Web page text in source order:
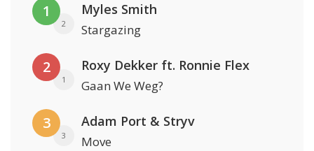
1
2
Myles Smith
Stargazing
2
1
Roxy Dekker ft. Ronnie Flex
Gaan We Weg?
3
3
Adam Port & Stryv
Move